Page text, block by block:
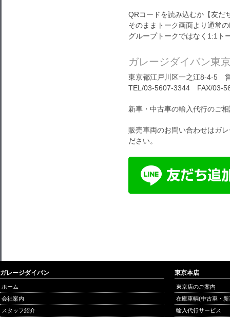
QRコードを読み込むか【友だ
そのままトーク画面より通常
グループトークではなく1:1ト
ガレージダイバン東
東京都江戸川区一之江8-4-5
TEL/03-5607-3344 FAX/03-
新車・中古車の輸入代行のご
販売車両のお問い合わせはガ
ださい。
ガレージダイバン
ホーム
会社案内
スタッフ紹介
東京本店
東京店のご案内
在庫車輌(中古車・
輸入代行サービス